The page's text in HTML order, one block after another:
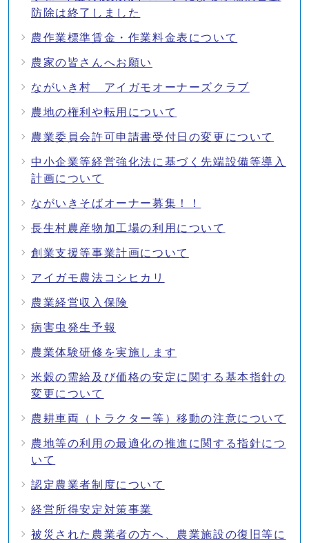
防除は終了しました
農作業標準賃金・作業料金表について
農家の皆さんへお願い
ながいき村 アイガモオーナーズクラブ
農地の権利や転用について
農業委員会許可申請書受付日の変更について
中小企業等経営強化法に基づく先端設備等導入
計画について
ながいきそばオーナー募集！！
長生村農産物加工場の利用について
創業支援等事業計画について
アイガモ農法コシヒカリ
農業経営収入保険
病害虫発生予報
農業体験研修を実施します
米穀の需給及び価格の安定に関する基本指針の
変更について
農耕車両（トラクター等）移動の注意について
農地等の利用の最適化の推進に関する指針につ
いて
認定農業者制度について
経営所得安定対策事業
被災された農業者の方へ、農業施設の復旧等に